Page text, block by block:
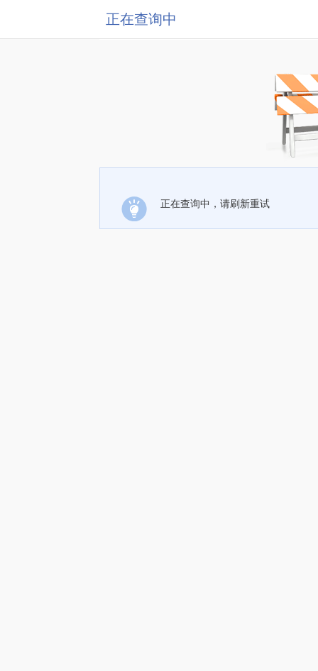
正在查询中
正在查询中，请刷新重试